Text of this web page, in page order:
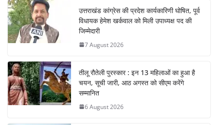
उत्तराखंड कांग्रेस की प्रदेश कार्यकारिणी घोषित, पूर्व
विधायक हेमेश खर्कवाल को मिली उपाध्यक्ष पद की
जिम्मेदारी
7 August 2026
तीलू रौतेली पुरस्कार : इन 13 महिलाओं का हुआ है
चयन, सूची जारी, आठ अगस्त को सीएम करेंगे
सम्मानित
6 August 2026